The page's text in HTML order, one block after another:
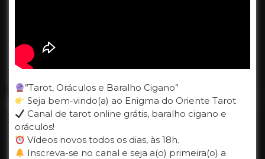
”Tarot, Oráculos e Baralho Cigano”
Seja bem-vindo(a) ao Enigma do Oriente Tarot
Canal de tarot online grátis, baralho cigano e
oráculos!
Vídeos novos todos os dias, às 18h.
Inscreva-se no canal e seja a(o) primeira(o) a